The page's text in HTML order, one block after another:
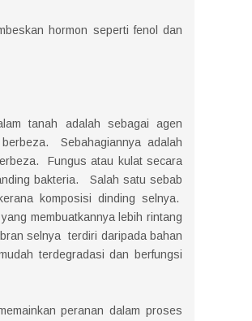
hormon seperti fenol dan
tanah adalah sebagai agen
Sebahagiannya adalah
Fungus atau kulat secara
bakteria. Salah satu sebab
komposisi dinding selnya.
membuatkannya lebih rintang
selnya terdiri daripada bahan
terdegradasi dan berfungsi
peranan dalam proses